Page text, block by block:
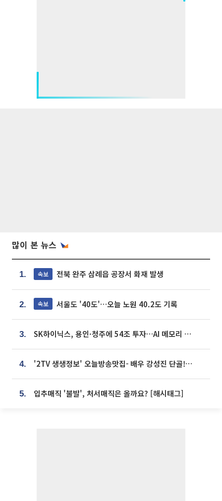
많이 본 뉴스
1. 속보 전북 완주 삼례읍 공장서 화재 발생
2. 속보 서울도 '40도'…오늘 노원 40.2도 기록
3. SK하이닉스, 용인·청주에 54조 투자…AI 메모리 생산기지 키운다
4. '2TV 생생정보' 오늘방송맛집- 배우 강성진 단골! 쌀국수ㆍ푸팟퐁 커리 맛집 '블○○○'
5. 입추매직 '불발', 처서매직은 올까요? [해시태그]